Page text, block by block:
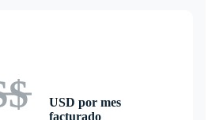
USD por mes
facturado